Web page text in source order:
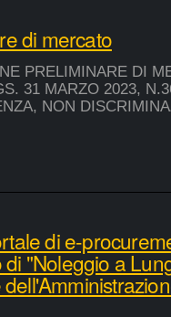
di mercato
PRELIMINARE DI
31 MARZO 2023,
NON
di e-
"Noleggio a